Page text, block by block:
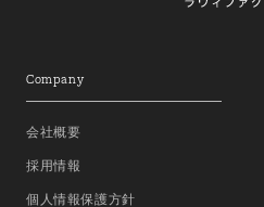
Company
会社概要
採用情報
個人情報保護方針